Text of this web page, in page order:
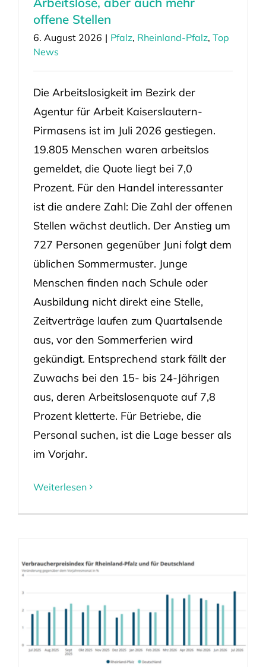
offene Stellen
6. August 2026 | Pfalz, Rheinland-Pfalz, Top
News
Die Arbeitslosigkeit im Bezirk der
Agentur für Arbeit Kaiserslautern-
Pirmasens ist im Juli 2026 gestiegen.
19.805 Menschen waren arbeitslos
gemeldet, die Quote liegt bei 7,0
Prozent. Für den Handel interessanter
ist die andere Zahl: Die Zahl der offenen
Stellen wächst deutlich. Der Anstieg um
727 Personen gegenüber Juni folgt dem
üblichen Sommermuster. Junge
Menschen finden nach Schule oder
Ausbildung nicht direkt eine Stelle,
Zeitverträge laufen zum Quartalsende
aus, vor den Sommerferien wird
gekündigt. Entsprechend stark fällt der
Zuwachs bei den 15- bis 24-Jährigen
aus, deren Arbeitslosenquote auf 7,8
Prozent kletterte. Für Betriebe, die
Personal suchen, ist die Lage besser als
im Vorjahr.
Weiterlesen